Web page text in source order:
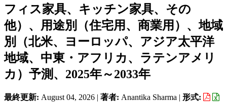
フィス家具、キッチン家具、その
他）、用途別（住宅用、商業用）、地域
別（北米、ヨーロッパ、アジア太平洋
地域、中東・アフリカ、ラテンアメリ
カ）予測、2025年～2033年
最終更新: August 04, 2026 | 著者: Anantika Sharma | 形式: